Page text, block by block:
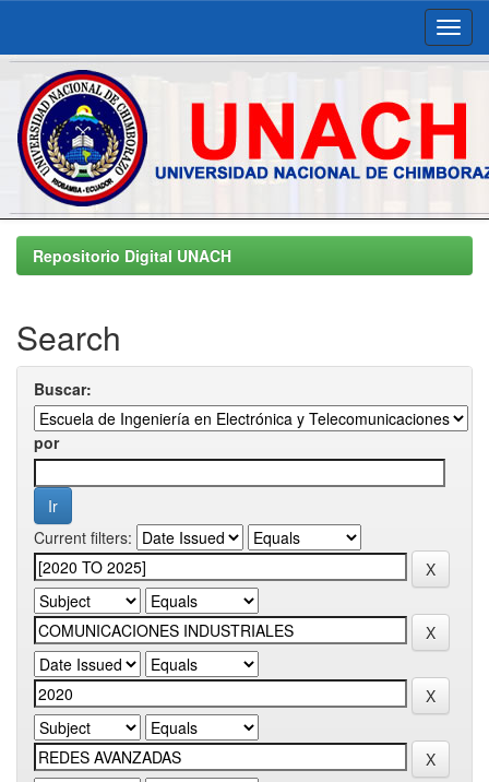
Skip
navigationRepositorio Digital UNACH
Search
Buscar:
por
Current filters: